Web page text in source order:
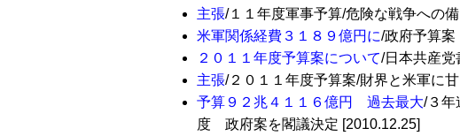
主張/１１年度軍事予算/危険な戦争への
米軍関係経費３１８９億円に/政府予算
２０１１年度予算案について/日本共産
主張/２０１１年度予算案/財界と米軍に
予算９２兆４１１６億円 過去最大/３年
度 政府案を閣議決定 [2010.12.25]